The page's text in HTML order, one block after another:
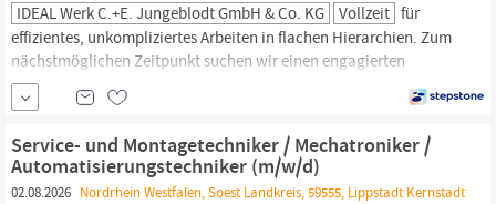
IDEAL Werk C.+E. Jungeblodt GmbH & Co. KG Vollzeit für
effizientes, unkompliziertes Arbeiten in flachen Hierarchien. Zum
nächstmöglichen Zeitpunkt suchen wir einen engagierten
Service- und Montagetechniker
Automatisierungstechniker
(m⁠/⁠w⁠/⁠d) Sie übernehmen die Inbetriebnahme unserer
Sonderanlagen im Hause sowie bei Kunden im In- und Ausland.
Sie schulen unsere Kunden und unsere Vertretungen im Hause...
Service- und Montagetechniker / Mechatroniker /
Automatisierungstechniker (m/w/d)
02.08.2026 Nordrhein Westfalen, Soest Landkreis, 59555, Lippstadt Kernstadt